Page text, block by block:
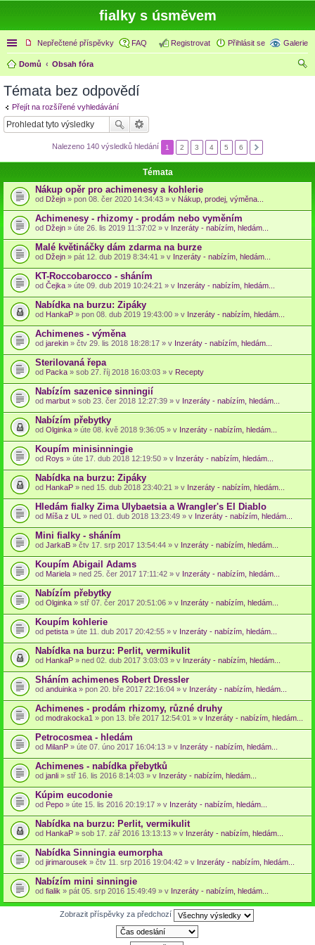
fialky s úsměvem
Rychlé odkazy
Nepřečtené příspěvky Galerie
FAQ Přihlásit se
Registrovat
Domů
Obsah fóra
Témata bez odpovědí
Přejít na rozšířené vyhledávání
Nalezeno 140 výsledků hledání 1 2 3 4 5 6
Témata
Nákup opěr pro achimenesy a kohlerie
od Džejn » pon 08. čer 2020 14:34:43 » v Nákup, prodej, výměna...
Achimenesy - rhizomy - prodám nebo vyměním
od Džejn » úte 26. lis 2019 11:37:02 » v Inzeráty - nabízím, hledám...
Malé květináčky dám zdarma na burze
od Džejn » pát 12. dub 2019 8:34:41 » v Inzeráty - nabízím, hledám...
KT-Roccobarocco - sháním
od Čejka » úte 09. dub 2019 10:24:21 » v Inzeráty - nabízím, hledám...
Nabídka na burzu: Zipáky
od HankaP » pon 08. dub 2019 19:43:00 » v Inzeráty - nabízím, hledám...
Achimenes - výměna
od jarekin » čtv 29. lis 2018 18:28:17 » v Inzeráty - nabízím, hledám...
Sterilovaná řepa
od Packa » sob 27. říj 2018 16:03:03 » v Recepty
Nabízím sazenice sinningií
od marbut » sob 23. čer 2018 12:27:39 » v Inzeráty - nabízím, hledám...
Nabízím přebytky
od Olginka » úte 08. kvě 2018 9:36:05 » v Inzeráty - nabízím, hledám...
Koupím minisinningie
od Roys » úte 17. dub 2018 12:19:50 » v Inzeráty - nabízím, hledám...
Nabídka na burzu: Zipáky
od HankaP » ned 15. dub 2018 23:40:21 » v Inzeráty - nabízím, hledám...
Hledám fialky Zima Ulybaetsia a Wrangler's El Diablo
od Míša z UL » ned 01. dub 2018 13:23:49 » v Inzeráty - nabízím, hledám...
Mini fialky - sháním
od JarkaB » čtv 17. srp 2017 13:54:44 » v Inzeráty - nabízím, hledám...
Koupím Abigail Adams
od Mariela » ned 25. čer 2017 17:11:42 » v Inzeráty - nabízím, hledám...
Nabízím přebytky
od Olginka » stř 07. čer 2017 20:51:06 » v Inzeráty - nabízím, hledám...
Koupím kohlerie
od petista » úte 11. dub 2017 20:42:55 » v Inzeráty - nabízím, hledám...
Nabídka na burzu: Perlit, vermikulit
od HankaP » ned 02. dub 2017 3:03:03 » v Inzeráty - nabízím, hledám...
Sháním achimenes Robert Dressler
od anduinka » pon 20. bře 2017 22:16:04 » v Inzeráty - nabízím, hledám...
Achimenes - prodám rhizomy, různé druhy
od modrakocka1 » pon 13. bře 2017 12:54:01 » v Inzeráty - nabízím, hledám...
Petrocosmea - hledám
od MilanP » úte 07. úno 2017 16:04:13 » v Inzeráty - nabízím, hledám...
Achimenes - nabídka přebytků
od janli » stř 16. lis 2016 8:14:03 » v Inzeráty - nabízím, hledám...
Kúpim eucodonie
od Pepo » úte 15. lis 2016 20:19:17 » v Inzeráty - nabízím, hledám...
Nabídka na burzu: Perlit, vermikulit
od HankaP » sob 17. zář 2016 13:13:13 » v Inzeráty - nabízím, hledám...
Nabídka Sinningia eumorpha
od jirimarousek » čtv 11. srp 2016 19:04:42 » v Inzeráty - nabízím, hledám...
Nabízím mini sinningie
od fialik » pát 05. srp 2016 15:49:49 » v Inzeráty - nabízím, hledám...
Zobrazit příspěvky za předchozí